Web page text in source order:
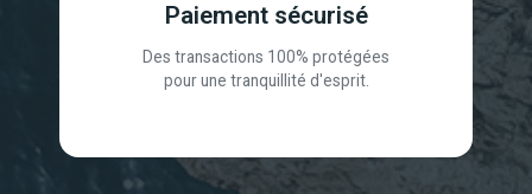
Paiement sécurisé
Des transactions 100% protégées
pour une tranquillité d'esprit.